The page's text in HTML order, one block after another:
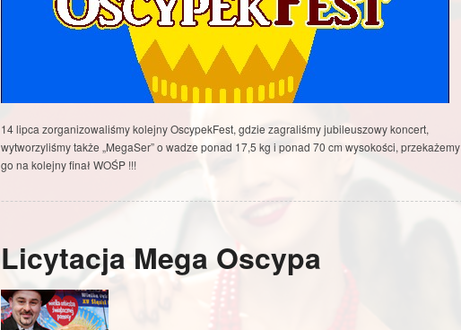
14 lipca zorganizowaliśmy kolejny OscypekFest, gdzie zagraliśmy jubileuszowy koncert,
wytworzyliśmy także „MegaSer” o wadze ponad 17,5 kg i ponad 70 cm wysokości, przekażemy
go na kolejny finał WOŚP !!!
Licytacja Mega Oscypa